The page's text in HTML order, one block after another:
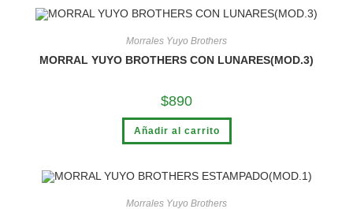
Morrales Yuyo Brothers
MORRAL YUYO BROTHERS CON LUNARES(MOD.3)
$890
Añadir al carrito
Morrales Yuyo Brothers